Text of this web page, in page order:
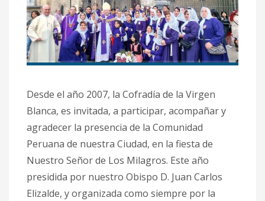
Desde el año 2007, la Cofradía de la Virgen
Blanca, es invitada, a participar, acompañar y
agradecer la presencia de la Comunidad
Peruana de nuestra Ciudad, en la fiesta de
Nuestro Señor de Los Milagros. Este año
presidida por nuestro Obispo D. Juan Carlos
Elizalde, y organizada como siempre por la